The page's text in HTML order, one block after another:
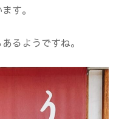
す。
るようですね。